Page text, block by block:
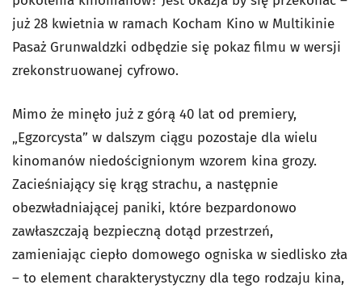
już 28 kwietnia w ramach Kocham Kino w Multikinie
Pasaż Grunwaldzki odbędzie się pokaz filmu w wersji
zrekonstruowanej cyfrowo.
Mimo że minęło już z górą 40 lat od premiery,
„Egzorcysta” w dalszym ciągu pozostaje dla wielu
kinomanów niedoścignionym wzorem kina grozy.
Zacieśniający się krąg strachu, a następnie
obezwładniającej paniki, które bezpardonowo
zawłaszczają bezpieczną dotąd przestrzeń,
zamieniając ciepło domowego ogniska w siedlisko zła
– to element charakterystyczny dla tego rodzaju kina,